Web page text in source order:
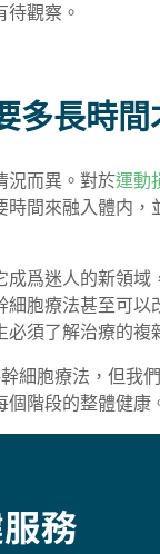
待觀察。
多長時間
況而異。對於運動
時間來融入體内
成爲迷人的新領
細胞療法甚至可
須了解治療的
細胞療法，但我
階段的整體健康